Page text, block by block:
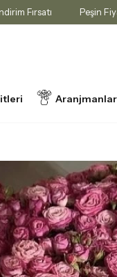
İndirim Fırsatı
Aranjmanlar